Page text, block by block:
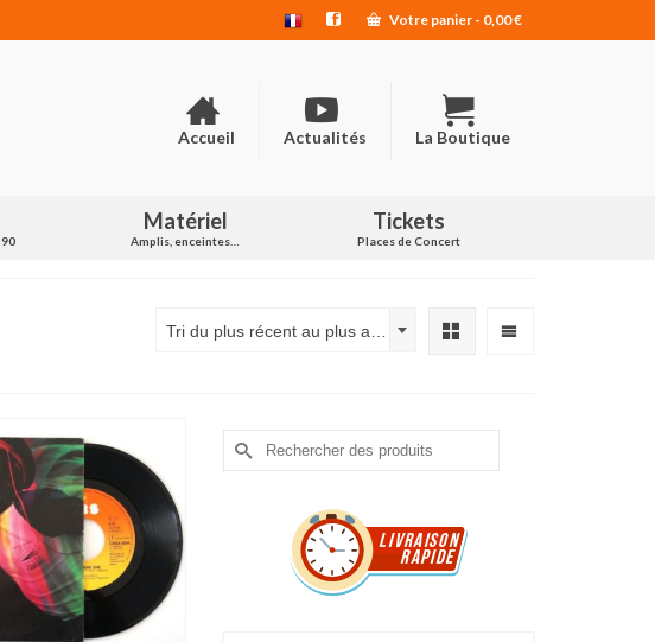
Votre panier - 0,00€
Accueil Actualités La Boutique
Matériel
Amplis, enceintes…
Tickets
Places de Concert
Rechercher :